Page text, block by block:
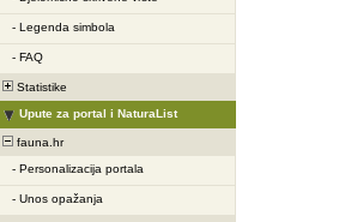
- Legenda simbola
- FAQ
Statistike
Upute za portal i NaturaList
fauna.hr
- Personalizacija portala
- Unos opažanja